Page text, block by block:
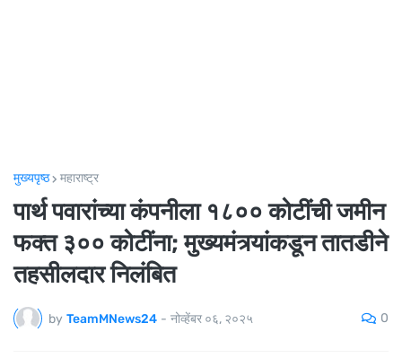
मुख्यपृष्ठ महाराष्ट्र
पार्थ पवारांच्या कंपनीला १८०० कोटींची जमीन
फक्त ३०० कोटींना; मुख्यमंत्र्यांकडून तातडीने
तहसीलदार निलंबित
by TeamMNews24 - नोव्हेंबर ०६, २०२५ 0